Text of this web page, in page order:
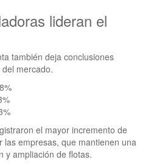
lideran el
también deja conclusiones
mercado.
el mayor incremento de
las empresas, que mantienen una
y ampliación de flotas.